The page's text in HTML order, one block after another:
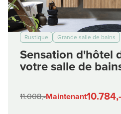
Rustique Grande salle de bains
Sensation d'hôtel
votre salle de
11.008,-Maintenant10.784,-